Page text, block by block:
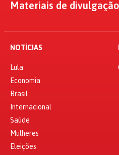
Materiais de divulgação
NOTÍCIAS
Lula
Economia
Brasil
Internacional
Saúde
Mulheres
Eleições